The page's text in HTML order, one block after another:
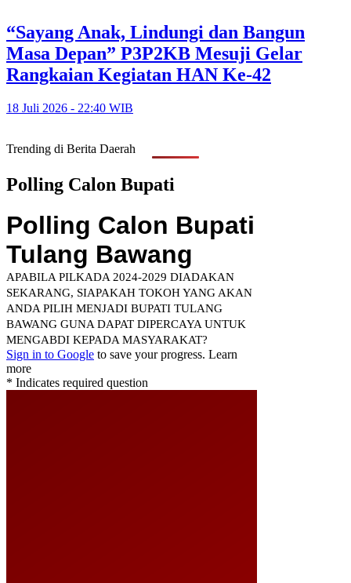
“Sayang Anak, Lindungi dan Bangun
Masa Depan” P3P2KB Mesuji Gelar
Rangkaian Kegiatan HAN Ke-42
18 Juli 2026 - 22:40 WIB
Trending di Berita Daerah
Polling Calon Bupati